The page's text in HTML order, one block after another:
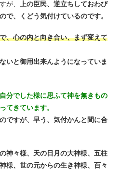
が、
上の臣民、逆立ちしておわび
で、くどう気付けているのです。
、心の内と向き合い、まず変えて
いと御用出来んようになっていま
分でした様に思ふて神を無きもの
てきています。
ですが、早う、気付かんと間に合
神々様、天の日月の大神様、五柱
様、世の元からの生き神様、百々